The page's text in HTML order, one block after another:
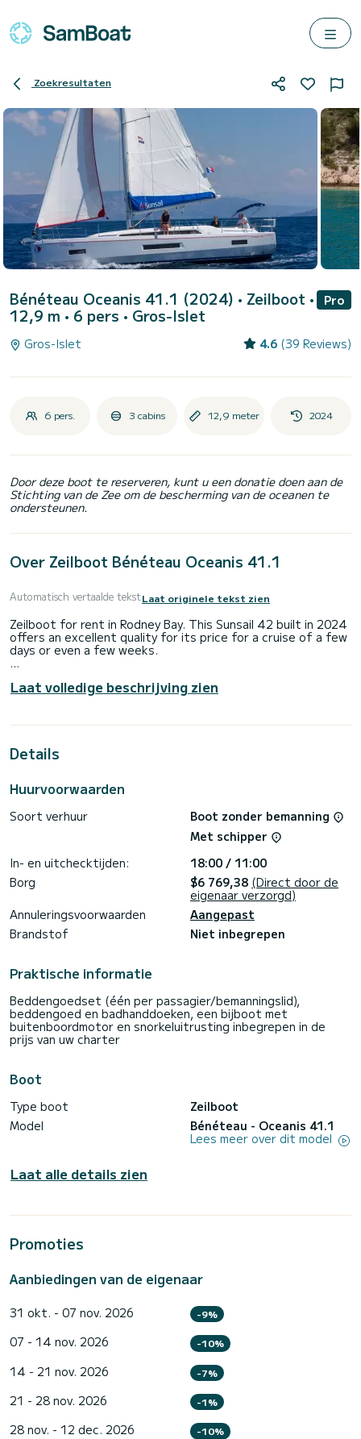
Zoekresultaten
Bénéteau Oceanis 41.1 (2024) • Zeilboot •
12,9 m • 6 pers • Gros-Islet
Pro
Gros-Islet 4.6 (39 Reviews)
6 pers. 3 cabins 12,9 meter 2024
Door deze boot te reserveren, kunt u een donatie doen aan de
Stichting van de Zee om de bescherming van de oceanen te
ondersteunen.
Over Zeilboot Bénéteau Oceanis 41.1
Automatisch vertaalde tekstLaat originele tekst zien
Zeilboot for rent in Rodney Bay. This Sunsail 42 built in 2024
offers an excellent quality for its price for a cruise of a few
days or even a few weeks.
people. With an overall length of 13 meters, it will be your
best ally to spend an exceptional vacation on the water in
Automatische piloot, Buitenluidsprekers, Buitendouche.
Don't hesitate to contact us for a quote, you will be helped
Laat volledige beschrijving zien
Details
Huurvoorwaarden
Soort verhuur
Boot zonder bemanning
Met schipper
In- en uitchecktijden:
18:00 / 11:00
Borg
$6 769,38 (Direct door de
eigenaar verzorgd)
Annuleringsvoorwaarden
Aangepast
Brandstof
Niet inbegrepen
Praktische informatie
Beddengoedset (één per passagier/bemanningslid),
beddengoed en badhanddoeken, een bijboot met
buitenboordmotor en snorkeluitrusting inbegrepen in de
prijs van uw charter
Boot
Type boot
Zeilboot
Model
Bénéteau - Oceanis 41.1
Lees meer over dit model
Laat alle details zien
Promoties
Aanbiedingen van de eigenaar
31 okt. - 07 nov. 2026 -9%
07 - 14 nov. 2026 -10%
14 - 21 nov. 2026 -7%
21 - 28 nov. 2026 -1%
28 nov. - 12 dec. 2026 -10%